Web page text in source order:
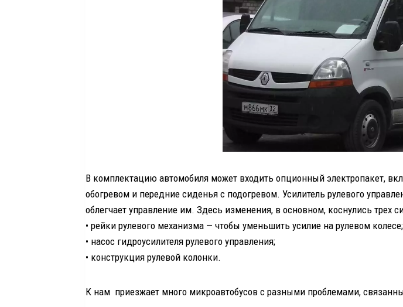
В комплектацию автомобиля может входить опционный электропакет,
обогревом и передние сиденья с подогревом. Усилитель рулевого
облегчает управление им. Здесь изменения, в основном, коснулись трех
• рейки рулевого механизма — чтобы уменьшить усилие на рулевом колесе;
• насос гидроусилителя рулевого управления;
• конструкция рулевой колонки.
К нам приезжает много микроавтобусов с разными проблемами,